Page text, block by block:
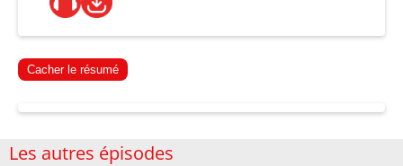
Cacher le résumé
Les autres épisodes